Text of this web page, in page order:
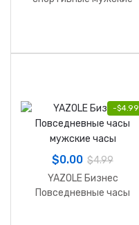
-$4.99
$0.00 $4.99
YAZOLE Бизнес
Повседневные часы